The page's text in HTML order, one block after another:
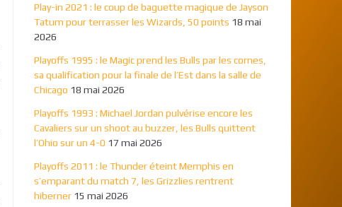
Play-in 2021 : le coup de baguette magique de Jayson
Tatum pour terrasser les Wizards, 50 points 18 mai
2026
Playoffs 1995 : le Magic prend les Bulls par les cornes,
sa qualification pour la finale de l’Est dans la salle de
Chicago 18 mai 2026
Playoffs 1993 : Michael Jordan pulvérise encore les
Cavaliers sur un shoot au buzzer, les Bulls quittent
l’Ohio sur un 4-0 17 mai 2026
Playoffs 2011 : le Thunder éteint Memphis en
s’emparant du match 7, les Grizzlies rentrent
hiberner 15 mai 2026